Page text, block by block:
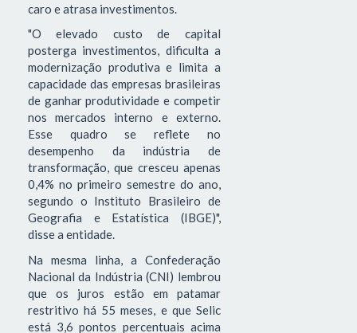
caro e atrasa investimentos.
"O elevado custo de capital
posterga investimentos, dificulta a
modernização produtiva e limita a
capacidade das empresas brasileiras
de ganhar produtividade e competir
nos mercados interno e externo.
Esse quadro se reflete no
desempenho da indústria de
transformação, que cresceu apenas
0,4% no primeiro semestre do ano,
segundo o Instituto Brasileiro de
Geografia e Estatística (IBGE)",
disse a entidade.
Na mesma linha, a Confederação
Nacional da Indústria (CNI) lembrou
que os juros estão em patamar
restritivo há 55 meses, e que Selic
está 3,6 pontos percentuais acima